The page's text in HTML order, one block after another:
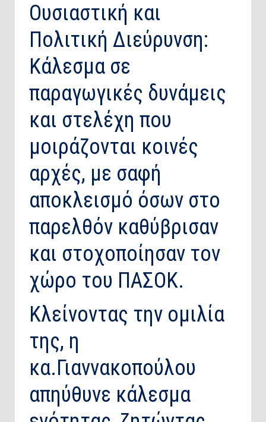
​Ουσιαστική και
Πολιτική Διεύρυνση:
Κάλεσμα σε
παραγωγικές δυνάμεις
και στελέχη που
μοιράζονται κοινές
αρχές, με σαφή
αποκλεισμό όσων στο
παρελθόν καθύβρισαν
και στοχοποίησαν τον
χώρο του ΠΑΣΟΚ.
​Κλείνοντας την ομιλία
της, η
κα.Γιαννακοπούλου
απηύθυνε κάλεσμα